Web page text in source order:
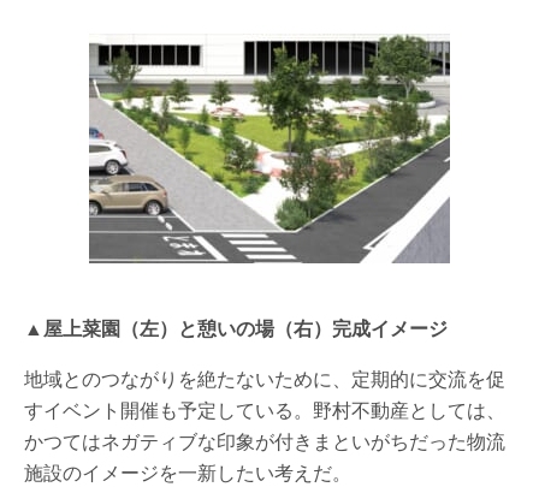
▲屋上菜園（左）と憩いの場（右）完成イメージ
地域とのつながりを絶たないために、定期的に交流を促
すイベント開催も予定している。野村不動産としては、
かつてはネガティブな印象が付きまといがちだった物流
施設のイメージを一新したい考えだ。